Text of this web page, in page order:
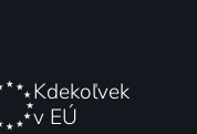
Kdekoľvek
v EÚ